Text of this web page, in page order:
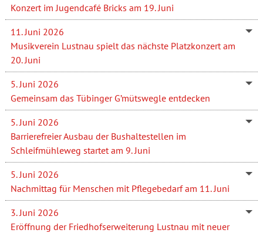
Konzert im Jugendcafé Bricks am 19. Juni
11. Juni 2026
Musikverein Lustnau spielt das nächste Platzkonzert am
20. Juni
5. Juni 2026
Gemeinsam das Tübinger G’mütswegle entdecken
5. Juni 2026
Barrierefreier Ausbau der Bushaltestellen im
Schleifmühleweg startet am 9. Juni
5. Juni 2026
Nachmittag für Menschen mit Pflegebedarf am 11. Juni
3. Juni 2026
Eröffnung der Friedhofserweiterung Lustnau mit neuer